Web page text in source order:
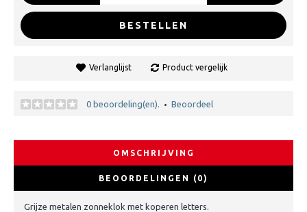
BESTELLEN
Verlanglijst Product vergelijk
0 beoordeling(en). • Beoordeel
OMSCHRIJVING
BEOORDELINGEN (0)
Grijze metalen zonneklok met koperen letters.